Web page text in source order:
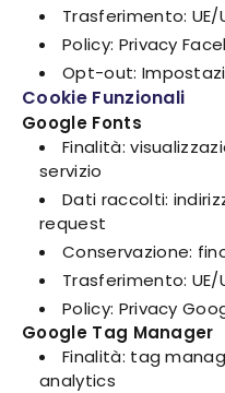
Trasferimento: UE/
Policy: Privacy
Opt-out:
Cookie Funzionali
Google Fonts
Finalità:
servizio
Dati raccolti:
request
Conservazione:
Trasferimento:
Policy: Privacy
Google Tag Manager
Finalità: tag
analytics